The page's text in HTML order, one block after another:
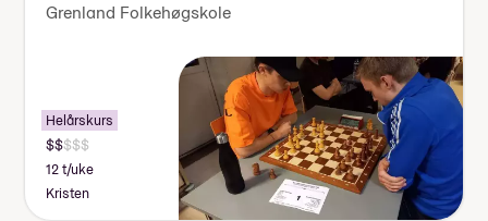
Grenland Folkehøgskole
Helårskurs
12 t/uke
Kristen